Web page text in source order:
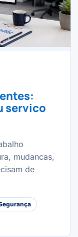
servico
mudancas,
de